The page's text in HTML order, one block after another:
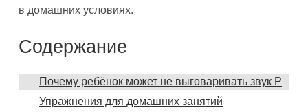
в домашних условиях.
Содержание
Почему ребёнок может не выговаривать звук Р
Упражнения для домашних занятий